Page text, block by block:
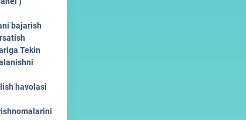
bajarish
Tekin
havolasi